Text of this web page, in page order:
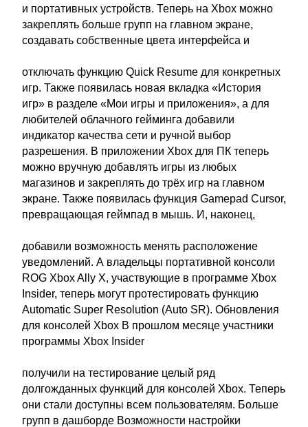
и портативных устройств. Теперь на Xbox можно
закреплять больше групп на главном экране,
создавать собственные цвета интерфейса и
отключать функцию Quick Resume для конкретных
игр. Также появилась новая вкладка «История
игр» в разделе «Мои игры и приложения», а для
любителей облачного гейминга добавили
индикатор качества сети и ручной выбор
разрешения. В приложении Xbox для ПК теперь
можно вручную добавлять игры из любых
магазинов и закреплять до трёх игр на главном
экране. Также появилась функция Gamepad Cursor,
превращающая геймпад в мышь. И, наконец,
добавили возможность менять расположение
уведомлений. А владельцы портативной консоли
ROG Xbox Ally X, участвующие в программе Xbox
Insider, теперь могут протестировать функцию
Automatic Super Resolution (Auto SR). Обновления
для консолей Xbox В прошлом месяце участники
программы Xbox Insider
получили на тестирование целый ряд
долгожданных функций для консолей Xbox. Теперь
они стали доступны всем пользователям. Больше
групп в дашборде Возможности настройки